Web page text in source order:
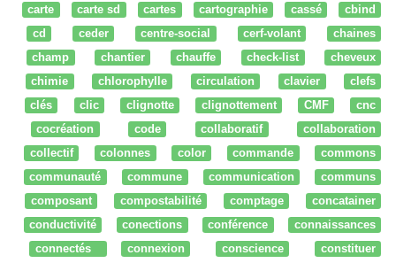
carte
carte sd cartes cartographie cassé
cbind
cd
ceder centre-social cerf-volant
chaines
champ
chantier chauffe check-list
cheveux
chimie
chlorophylle circulation clavier
clefs
clés
clic clignotte clignottement CMF
cnc
cocréation
code collaboratif
collaboration
collectif
colonnes color commande
commons
communauté
commune communication
communs
composant
compostabilité comptage
concatainer
conductivité
conections conférence
connaissances
connectés
connexion conscience
constituer